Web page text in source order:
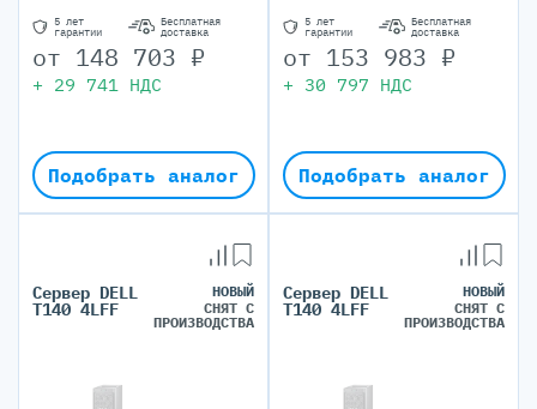
5 лет
гарантии
Бесплатная
доставка
от 148 703 ₽
+ 29 741 НДС
Подобрать аналог
5 лет
гарантии
Бесплатная
доставка
от 153 983 ₽
+ 30 797 НДС
Подобрать аналог
Сервер DELL
T140 4LFF
НОВЫЙ
СНЯТ С
ПРОИЗВОДСТВА
Сервер DELL
T140 4LFF
НОВЫЙ
СНЯТ С
ПРОИЗВОДСТВА